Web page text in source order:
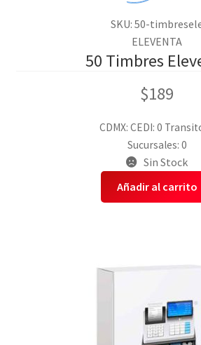
SKU: 50-
ELEVENTA
50 Timbres
$189
CDMX: CEDI: 0
Sucursales: 0
Sin Stock
Añadir al carrito